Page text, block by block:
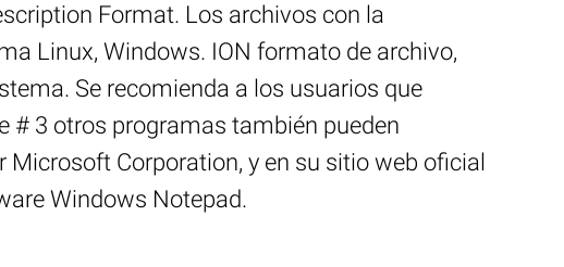
Format. Los archivos con la
Linux, Windows. ION formato de archivo,
Se recomienda a los usuarios que
# 3 otros programas también pueden
Corporation, y en su sitio web oficial
Windows Notepad.